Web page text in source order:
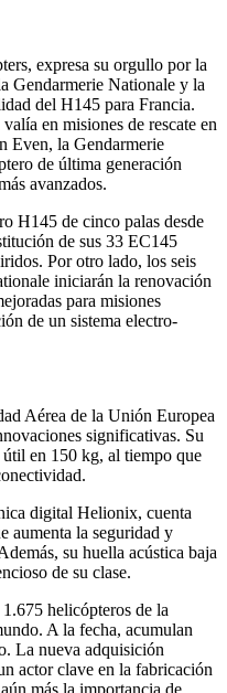
expresa su orgullo por la
Gendarmerie Nationale y la
del H145 para Francia.
en misiones de rescate en
Even, la Gendarmerie
de última generación
avanzados.
H145 de cinco palas desde
de sus 33 EC145
Por otro lado, los seis
iniciarán la renovación
para misiones
de un sistema electro-
Aérea de la Unión Europea
significativas. Su
en 150 kg, al tiempo que
digital Helionix, cuenta
aumenta la seguridad y
su huella acústica baja
de su clase.
helicópteros de la
A la fecha, acumulan
La nueva adquisición
actor clave en la fabricación
más la importancia de